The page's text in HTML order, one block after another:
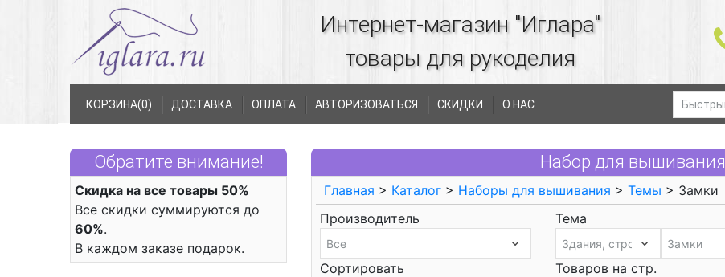
Интернет-магазин "Иглара"
товары для рукоделия
КОРЗИНА(0) ДОСТАВКА ОПЛАТА АВТОРИЗОВАТЬСЯ СКИДКИ О НАС
Обратите внимание!
Скидка на все товары 50%
Все скидки суммируются до
60%.
В каждом заказе подарок.
Набор для
Главная > Каталог > Наборы для вышивания > Темы > Замки
Производитель
Тема
Сортировать Товаров на стр.